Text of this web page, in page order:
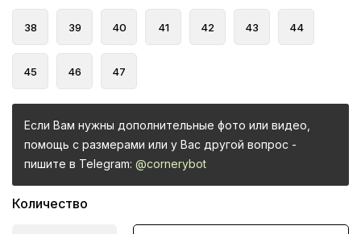
38 39 40 41 42 43 44
45 46 47
Если Вам нужны дополнительные фото или видео,
помощь с размерами или у Вас другой вопрос -
пишите в Telegram: @cornerybot
Количество